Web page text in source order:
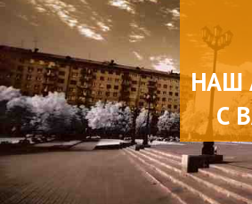
НАШ
С